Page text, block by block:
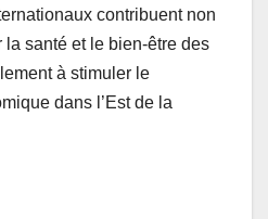
contribuent non
santé et le bien-être des
à stimuler le
dans l’Est de la